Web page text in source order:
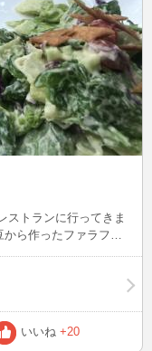
ださい。 (⌒▽⌒) ミナ
いいね +20